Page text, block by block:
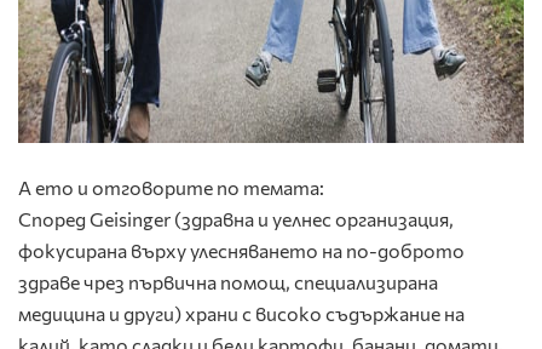
А ето и отговорите по темата:
Според Geisinger (здравна и уелнес организация,
фокусирана върху улесняването на по-доброто
здраве чрез първична помощ, специализирана
медицина и други) храни с високо съдържание на
калий, като сладки и бели картофи, банани, домати,